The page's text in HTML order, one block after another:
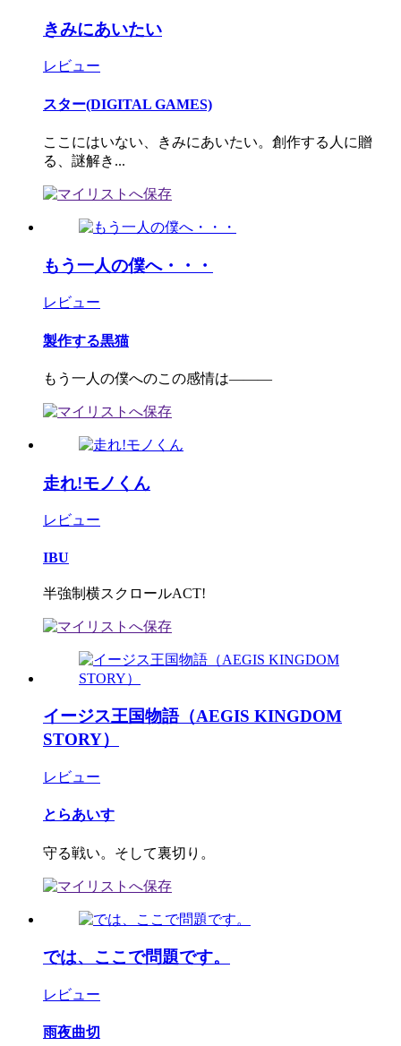
きみにあいたい
レビュー
スター(DIGITAL GAMES)
ここにはいない、きみにあいたい。創作する人に贈
る、謎解き...
もう一人の僕へ・・・
レビュー
製作する黒猫
もう一人の僕へのこの感情は―――
走れ!モノくん
レビュー
IBU
半強制横スクロールACT!
イージス王国物語（AEGIS KINGDOM
STORY）
レビュー
とらあいす
守る戦い。そして裏切り。
では、ここで問題です。
レビュー
雨夜曲切